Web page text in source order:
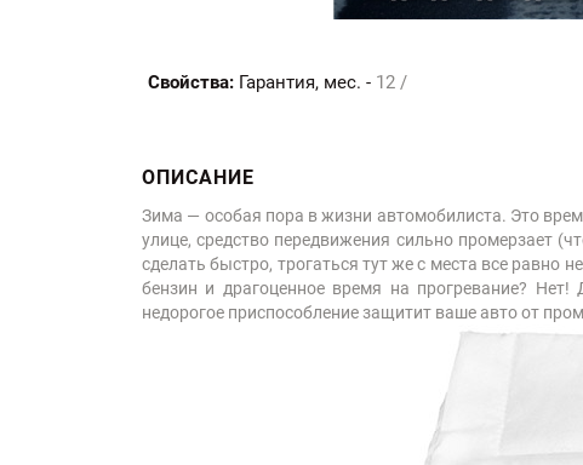
Свойства: Гарантия, мес. - 12 /
ОПИСАНИЕ
Зима — особая пора в жизни автомобилиста. Это
улице, средство передвижения сильно промерзает
сделать быстро, трогаться тут же с места все
бензин и драгоценное время на прогревание?
недорогое приспособление защитит ваше авто от